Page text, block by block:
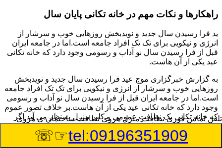
راهکارها و نکات مهم در خانه تکانی پایان سال
ید فرا رسیدن سال جدید و نویدبخش روزهایی خوب و سرشار از
انرژی و نیکویی برای تک تک افراد جامعه است.اما در جامعه ایران
قبل از فرا رسیدن سال نو آداب و رسومی وجود دارد که خانه تکانی
عید یکی از آن هاست.
به گزارش خبرگزاری موج عید فرا رسیدن سال جدید و نویدبخش
روزهایی خوب و سرشار از انرژی و نیکویی برای تک تک افراد جامعه
است.اما در جامعه ایران قبل از فرا رسیدن سال نو آداب و رسومی
وجود دارد که خانه تکانی عید یکی از آن هاست.بر خلاف تصور عموم
که خانه تکانی یک نظافت عمومی و کلی منزل به نظر می آید اگر
بخواهیم به طور اصولی آن را انجام دهیم باید به برخی از نکات توجه
بیشتر داشته باشیم.
تلفن تماس فورینظافت منزل هروی نظافت ساختمان ی هروی
tel:09196351909
☞☏